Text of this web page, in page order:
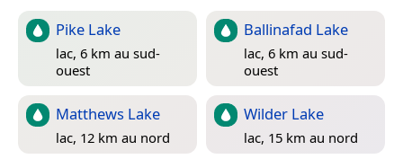
Pike Lake
lac, 6 km au sud-
ouest
Ballinafad Lake
lac, 6 km au sud-
ouest
Matthews Lake
lac, 12 km au nord
Wilder Lake
lac, 15 km au nord